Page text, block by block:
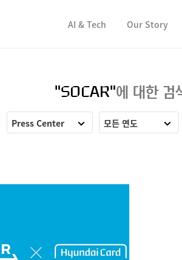
AI & Tech Our Story
"SOCAR"에 대한 검
Press Center 모든 연도